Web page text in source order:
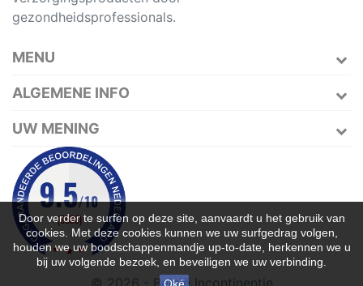
gezondheidsprofessionals.
MENU
ALGEMENE INFO
Door verder te surfen op deze site, aanvaardt u het gebruik van
cookies. Met deze cookies kunnen we uw surfgedrag volgen,
houden we uw boodschappenmandje up-to-date, herkennen we u
bij uw volgende bezoek, en beveiligen we uw verbinding.
UW MENING